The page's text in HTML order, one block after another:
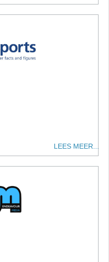
LEES MEER...